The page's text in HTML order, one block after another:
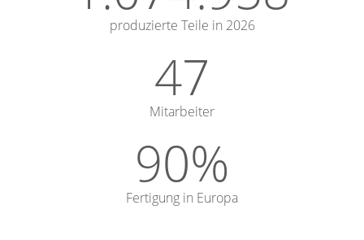
produzierte Teile in 2026
47
Mitarbeiter
90
Fertigung in Europa